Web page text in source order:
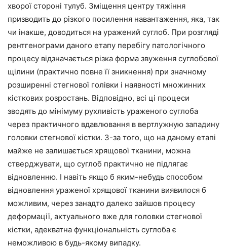
хворої стороні тулуб. Зміщення центру тяжіння
призводить до різкого посилення навантаження, яка, так
чи інакше, доводиться на уражений суглоб. При розгляді
рентгенограми даного етапу перебігу патологічного
процесу відзначається різка форма звуження суглобової
щілини (практично повне її зникнення) при значному
розширенні стегнової голівки і наявності множинних
кісткових розростань. Відповідно, всі ці процеси
зводять до мінімуму рухливість ураженого суглоба
через практичного вдавлювання в вертлужную западину
головки стегнової кістки. З-за того, що на даному етапі
майже не залишається хрящової тканини, можна
стверджувати, що суглоб практично не підлягає
відновленню. І навіть якщо б яким-небудь способом
відновлення ураженої хрящової тканини виявилося б
можливим, через занадто далеко зайшов процесу
деформації, актуального вже для головки стегнової
кістки, адекватна функціональність суглоба є
неможливою в будь-якому випадку.